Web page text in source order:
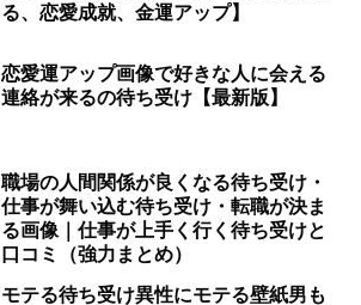
る、恋愛成就、金運アップ】
恋愛運アップ画像で好きな人に会える
連絡が来るの待ち受け【最新版】
職場の人間関係が良くなる待ち受け・
仕事が舞い込む待ち受け・転職が決ま
る画像｜仕事が上手く行く待ち受けと
口コミ（強力まとめ）
モテる待ち受け異性にモテる壁紙男も